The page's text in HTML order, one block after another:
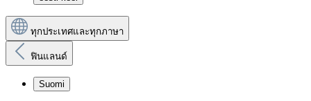
ทุกประเทศและทุกภาษา
ฟินแลนด์
Suomi